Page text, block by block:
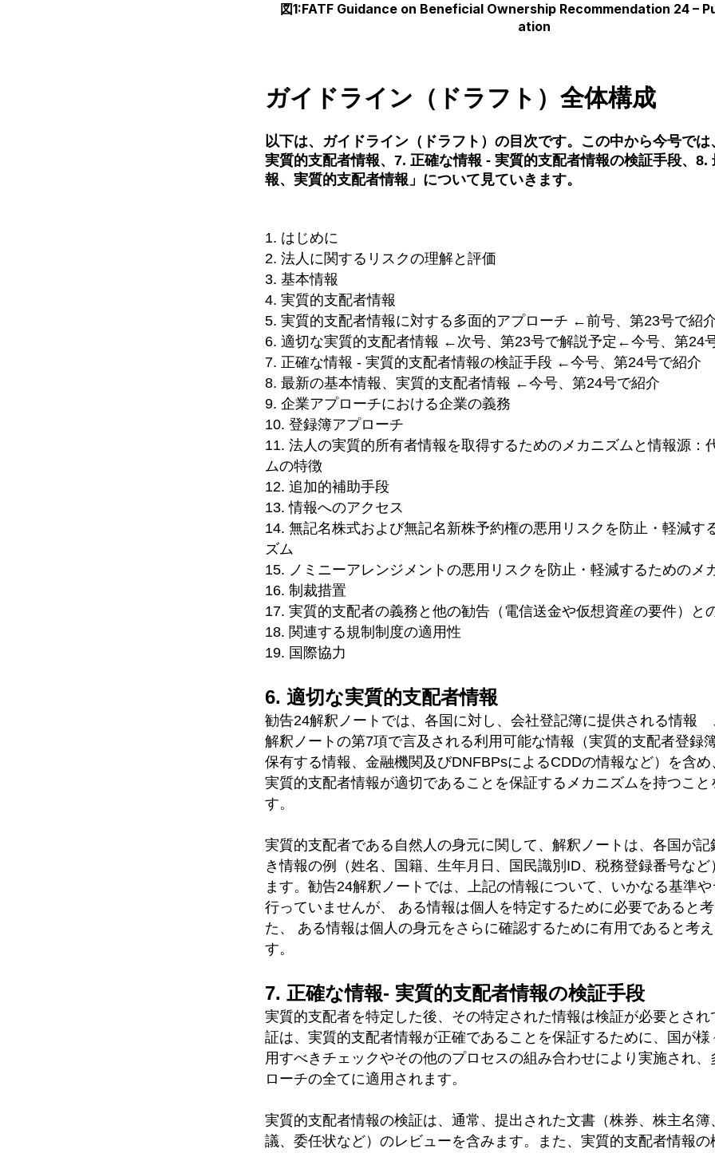
図1:FATF Guidance on Beneficial Ownership Recommendation 24 –
ation
ガイドライン（ドラフト）全体構成
以下は、ガイドライン（ドラフト）の目次です。この中から今号では
実質的支配者情報、7. 正確な情報 - 実質的支配者情報の検証手段、8.
報、実質的支配者情報」について見ていきます。
1. はじめに
2. 法人に関するリスクの理解と評価
3. 基本情報
4. 実質的支配者情報
5. 実質的支配者情報に対する多面的アプローチ ←前号、第23号で紹
6. 適切な実質的支配者情報 ←次号、第23号で解説予定←今号、第24
7. 正確な情報 - 実質的支配者情報の検証手段 ←今号、第24号で紹介
8. 最新の基本情報、実質的支配者情報 ←今号、第24号で紹介
9. 企業アプローチにおける企業の義務
10. 登録簿アプローチ
11. 法人の実質的所有者情報を取得するためのメカニズムと情報源：
ムの特徴
12. 追加的補助手段
13. 情報へのアクセス
14. 無記名株式および無記名新株予約権の悪用リスクを防止・軽減す
ズム
15. ノミニーアレンジメントの悪用リスクを防止・軽減するためのメ
16. 制裁措置
17. 実質的支配者の義務と他の勧告（電信送金や仮想資産の要件）と
18. 関連する規制制度の適用性
19. 国際協力
6. 適切な実質的支配者情報
勧告24解釈ノートでは、各国に対し、会社登記簿に提供される情報
解釈ノートの第7項で言及される利用可能な情報（実質的支配者登録
保有する情報、金融機関及びDNFBPsによるCDDの情報など）を含
実質的支配者情報が適切であることを保証するメカニズムを持つこと
す。
実質的支配者である自然人の身元に関して、解釈ノートは、各国が記
き情報の例（姓名、国籍、生年月日、国民識別ID、税務登録番号な
ます。勧告24解釈ノートでは、上記の情報について、いかなる基準
行っていませんが、 ある情報は個人を特定するために必要であると
た、 ある情報は個人の身元をさらに確認するために有用であると考
す。
7. 正確な情報- 実質的支配者情報の検証手段
実質的支配者を特定した後、その特定された情報は検証が必要とされ
証は、実質的支配者情報が正確であることを保証するために、国が様
用すべきチェックやその他のプロセスの組み合わせにより実施され、
ローチの全てに適用されます。
実質的支配者情報の検証は、通常、提出された文書（株券、株主名簿
議、委任状など）のレビューを含みます。また、実質的支配者情報の